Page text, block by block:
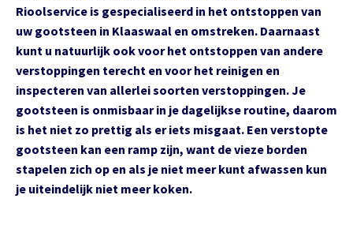
Rioolservice is gespecialiseerd in het ontstoppen van
uw gootsteen in Klaaswaal en omstreken. Daarnaast
kunt u natuurlijk ook voor het ontstoppen van andere
verstoppingen terecht en voor het reinigen en
inspecteren van allerlei soorten verstoppingen. Je
gootsteen is onmisbaar in je dagelijkse routine, daarom
is het niet zo prettig als er iets misgaat. Een verstopte
gootsteen kan een ramp zijn, want de vieze borden
stapelen zich op en als je niet meer kunt afwassen kun
je uiteindelijk niet meer koken.